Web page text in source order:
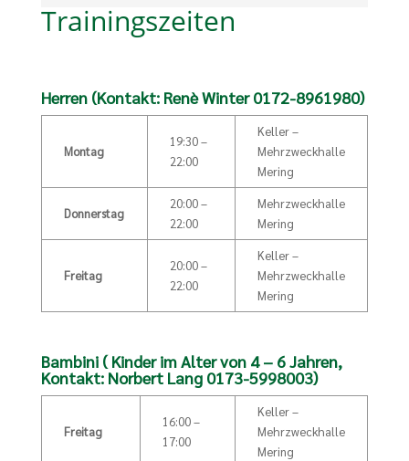
Trainingszeiten
Herren (Kontakt: Renè Winter 0172-8961980)
Montag
19:30 –
22:00
Keller –
Mehrzweckhalle
Mering
Donnerstag
20:00 –
22:00
Mehrzweckhalle
Mering
Freitag
20:00 –
22:00
Keller –
Mehrzweckhalle
Mering
Bambini ( Kinder im Alter von 4 – 6 Jahren,
Kontakt: Norbert Lang 0173-5998003)
Freitag
16:00 –
17:00
Keller –
Mehrzweckhalle
Mering